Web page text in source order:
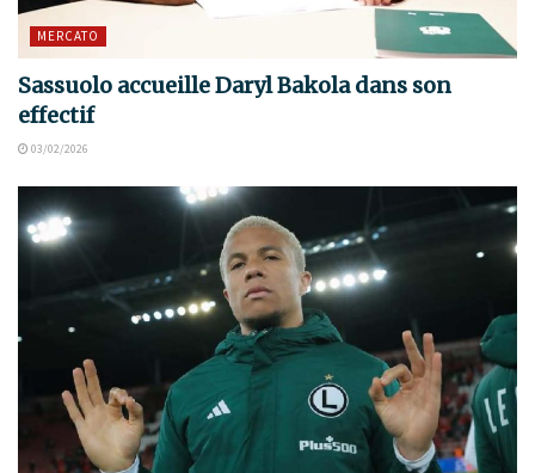
MERCATO
Sassuolo accueille Daryl Bakola dans son
effectif
03/02/2026